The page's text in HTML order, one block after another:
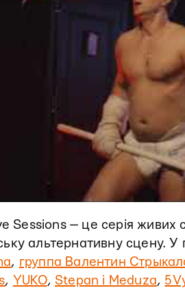
Sessions — це серія живих
альтернативну сцену. У
, группа Валентин
, YUKO, Stepan i Meduza,